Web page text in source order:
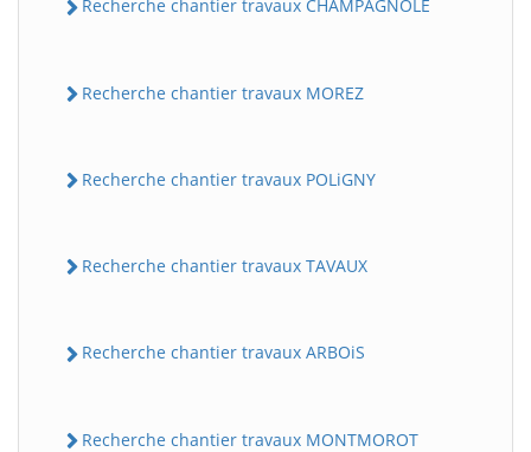
Recherche chantier travaux CHAMPAGNOLE
Recherche chantier travaux MOREZ
Recherche chantier travaux POLiGNY
Recherche chantier travaux TAVAUX
Recherche chantier travaux ARBOiS
Recherche chantier travaux MONTMOROT